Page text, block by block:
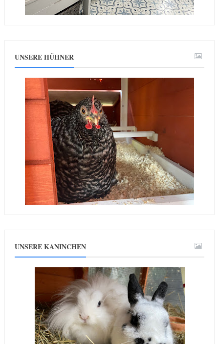
UNSERE HÜHNER
UNSERE KANINCHEN